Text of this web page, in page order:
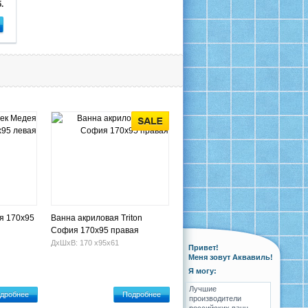
170х95
Ванна акриловая Triton
София 170х95 правая
ДхШхВ: 170 х95х61
Подробнее
Привет!
Меня зовут Аквавиль!
Я могу:
Лучшие
производители